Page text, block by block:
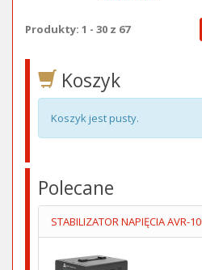
Produkty: 1 - 30 z 67
Koszyk
Koszyk jest pusty.
Polecane
STABILIZATOR NAPIĘCIA AVR-